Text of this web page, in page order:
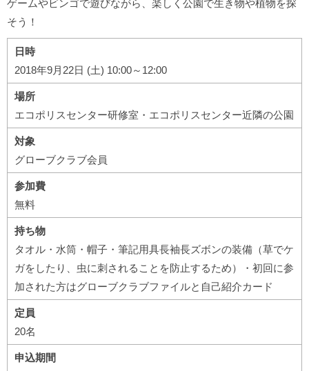
ゲームやビンゴで遊びながら、楽しく公園で生き物や植物を探
そう！
日時
2018年9月22日 (土) 10:00～12:00
場所
エコポリスセンター研修室・エコポリスセンター近隣の公園
対象
グローブクラブ会員
参加費
無料
持ち物
タオル・水筒・帽子・筆記用具長袖長ズボンの装備（草でケ
ガをしたり、虫に刺されることを防止するため）・初回に参
加された方はグローブクラブファイルと自己紹介カード
定員
20名
申込期間